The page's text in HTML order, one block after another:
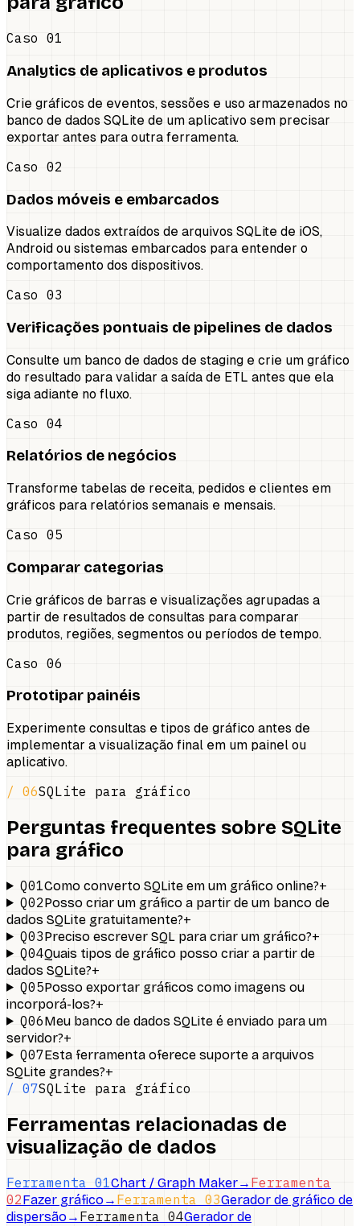
Caso 01
Analytics de aplicativos e produtos
Crie gráficos de eventos, sessões e uso armazenados no
banco de dados SQLite de um aplicativo sem precisar
exportar antes para outra ferramenta.
Caso 02
Dados móveis e embarcados
Visualize dados extraídos de arquivos SQLite de iOS,
Android ou sistemas embarcados para entender o
comportamento dos dispositivos.
Caso 03
Verificações pontuais de pipelines de dados
Consulte um banco de dados de staging e crie um gráfico
do resultado para validar a saída de ETL antes que ela
siga adiante no fluxo.
Caso 04
Relatórios de negócios
Transforme tabelas de receita, pedidos e clientes em
gráficos para relatórios semanais e mensais.
Caso 05
Comparar categorias
Crie gráficos de barras e visualizações agrupadas a
partir de resultados de consultas para comparar
produtos, regiões, segmentos ou períodos de tempo.
Caso 06
Prototipar painéis
Experimente consultas e tipos de gráfico antes de
implementar a visualização final em um painel ou
aplicativo.
/ 06SQLite para gráfico
Perguntas frequentes sobre SQLite
para gráfico
Q01Como converto SQLite em um gráfico online?+
Q02Posso criar um gráfico a partir de um banco de
dados SQLite gratuitamente?+
Q03Preciso escrever SQL para criar um gráfico?+
Q04Quais tipos de gráfico posso criar a partir de
dados SQLite?+
Q05Posso exportar gráficos como imagens ou
incorporá-los?+
Q06Meu banco de dados SQLite é enviado para um
servidor?+
Q07Esta ferramenta oferece suporte a arquivos
SQLite grandes?+
/ 07SQLite para gráfico
Ferramentas relacionadas de
visualização de dados
Ferramenta 01Chart / Graph Maker→ Ferramenta
02Fazer gráfico→ Ferramenta 03Gerador de gráfico de
dispersão→ Ferramenta 04Gerador de